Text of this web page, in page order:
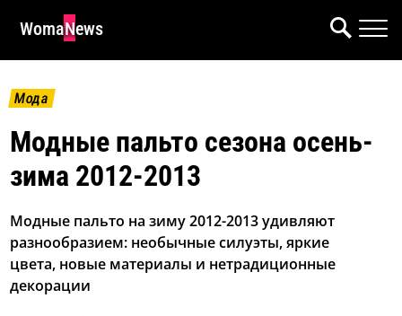
WomaNews
Мода
Модные пальто сезона осень-
зима 2012-2013
Модные пальто на зиму 2012-2013 удивляют
разнообразием: необычные силуэты, яркие
цвета, новые материалы и нетрадиционные
декорации